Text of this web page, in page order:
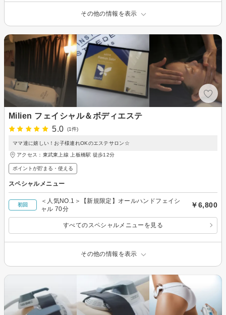
その他の情報を表示
Milien フェイシャル＆ボディエステ
5.0
(1件)
ママ達に嬉しい！お子様連れOKのエステサロン☆
アクセス：東武東上線 上板橋駅 徒歩12分
ポイントが貯まる・使える
スペシャルメニュー
初回
＜人気NO.1＞【新規限定】オールハンドフェイシ
ャル 70分
￥6,800
すべてのスペシャルメニューを見る
その他の情報を表示